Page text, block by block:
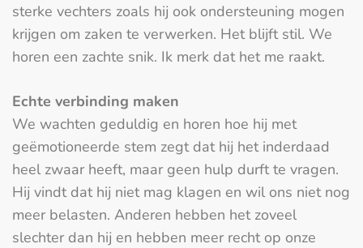
sterke vechters zoals hij ook ondersteuning mogen
krijgen om zaken te verwerken. Het blijft stil. We
horen een zachte snik. Ik merk dat het me raakt.
Echte verbinding maken
We wachten geduldig en horen hoe hij met
geëmotioneerde stem zegt dat hij het inderdaad
heel zwaar heeft, maar geen hulp durft te vragen.
Hij vindt dat hij niet mag klagen en wil ons niet nog
meer belasten. Anderen hebben het zoveel
slechter dan hij en hebben meer recht op onze